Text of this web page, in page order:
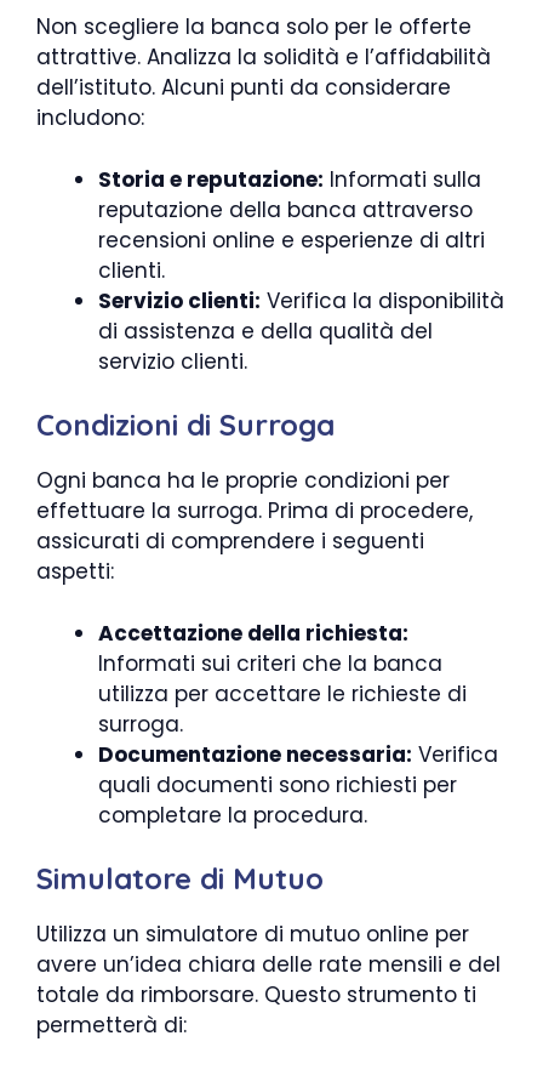
Non scegliere la banca solo per le offerte
attrattive. Analizza la solidità e l’affidabilità
dell’istituto. Alcuni punti da considerare
includono:
Storia e reputazione: Informati sulla
reputazione della banca attraverso
recensioni online e esperienze di altri
clienti.
Servizio clienti: Verifica la disponibilità
di assistenza e della qualità del
servizio clienti.
Condizioni di Surroga
Ogni banca ha le proprie condizioni per
effettuare la surroga. Prima di procedere,
assicurati di comprendere i seguenti
aspetti:
Accettazione della richiesta:
Informati sui criteri che la banca
utilizza per accettare le richieste di
surroga.
Documentazione necessaria: Verifica
quali documenti sono richiesti per
completare la procedura.
Simulatore di Mutuo
Utilizza un simulatore di mutuo online per
avere un’idea chiara delle rate mensili e del
totale da rimborsare. Questo strumento ti
permetterà di: